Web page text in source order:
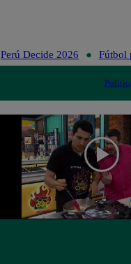
Perú Decide 2026 Fútbol